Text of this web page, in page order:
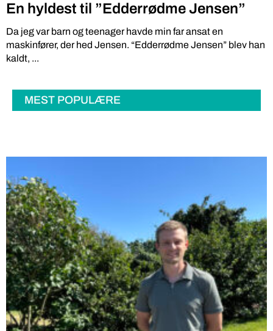
En hyldest til ”Edderrødme Jensen”
Da jeg var barn og teenager havde min far ansat en
maskinfører, der hed Jensen. “Edderrødme Jensen” blev han
kaldt, ...
MEST POPULÆRE